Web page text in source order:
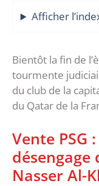
Afficher
Bientôt la fin de
tourmente
du club de la
du Qatar de la
Vente PSG
désengage
Nasser Al-